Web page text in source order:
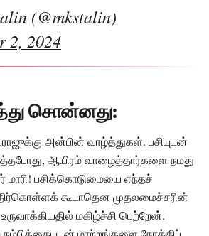
(@mkstalin)
2, 2024
சொன்னது:
அன்பின் வாழ்த்துகள். பசியுடன்
ஆயிரம் வாழைத்தார்களை நமது
மாரி! பசிக்கொடுமையை எந்தச்
கூடாதென முதலமைச்சரின்
மகிழ்ச்சி பெற்றேன்.